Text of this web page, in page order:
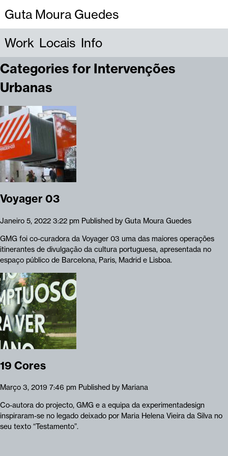
Guta Moura Guedes
Work Locais Info
Categories for Intervenções
Urbanas
Voyager 03
Janeiro 5, 2022 3:22 pm Published by Guta Moura Guedes
GMG foi co-curadora da Voyager 03 uma das maiores operações
itinerantes de divulgação da cultura portuguesa, apresentada no
espaço público de Barcelona, Paris, Madrid e Lisboa.
19 Cores
Março 3, 2019 7:46 pm Published by Mariana
Co-autora do projecto, GMG e a equipa da experimentadesign
inspiraram-se no legado deixado por Maria Helena Vieira da Silva no
seu texto “Testamento”.